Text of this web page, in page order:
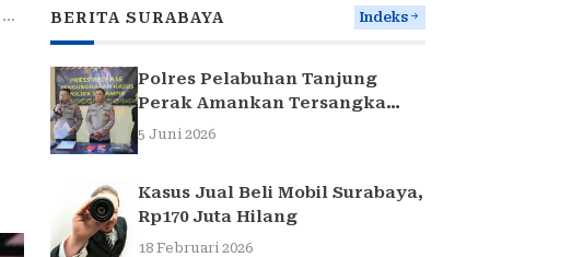
BERITA SURABAYA Indeks
Polres Pelabuhan Tanjung
Perak Amankan Tersangka
Pencuri Komponen Traffic
5 Juni 2026
Kasus Jual Beli Mobil Surabaya,
Rp170 Juta Hilang
18 Februari 2026